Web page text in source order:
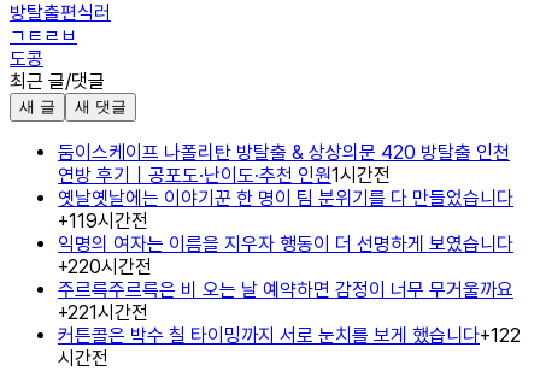
방탈출편식러
ㄱㅌㄹㅂ
도콩
최근 글/댓글
새 글 새 댓글
둠이스케이프 나폴리탄 방탈출 & 상상의문 420 방탈출 인천
연방 후기｜공포도·난이도·추천 인원1시간전
옛날옛날에는 이야기꾼 한 명이 팀 분위기를 다 만들었습니다
+119시간전
익명의 여자는 이름을 지우자 행동이 더 선명하게 보였습니다
+220시간전
주르륵주르륵은 비 오는 날 예약하면 감정이 너무 무거울까요
+221시간전
커튼콜은 박수 칠 타이밍까지 서로 눈치를 보게 했습니다+122
시간전